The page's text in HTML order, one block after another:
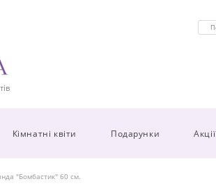
Кімнатні квіти Подарунки Акції
"Бомбастик" 60 см.